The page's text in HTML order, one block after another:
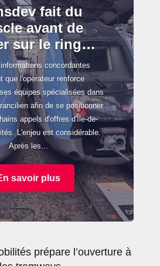
fait du
avant de
sur le ring…
concordantes
que l'opérateur renforce
équipes spécialisées dans
afin de se positionner
appels d'offres d'Île-de-
L'enjeu est considérable.
Après les...
savoir plus
prépare l’ouverture à